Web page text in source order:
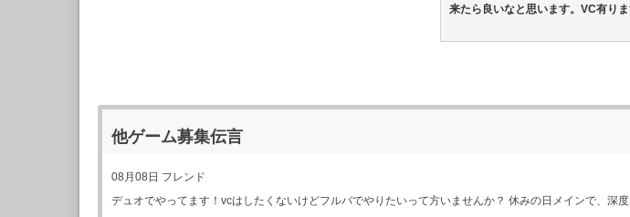
来たら良いなと思います。VC有り
他ゲーム募集伝言
08月08日 フレンド
デュオでやってます！vcはしたくないけどフルパでやりたいって方いませんか？ 休みの日メインで、深